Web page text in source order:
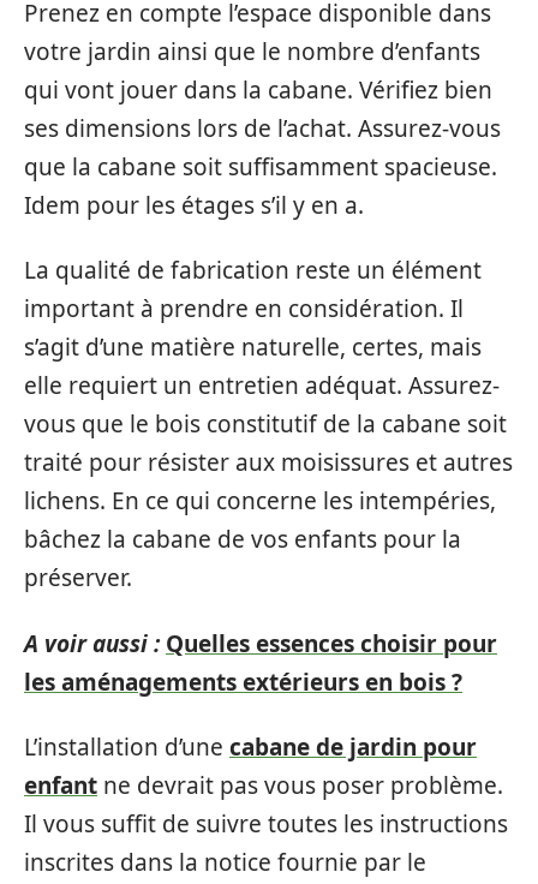
Prenez en compte l’espace disponible dans
votre jardin ainsi que le nombre d’enfants
qui vont jouer dans la cabane. Vérifiez bien
ses dimensions lors de l’achat. Assurez-vous
que la cabane soit suffisamment spacieuse.
Idem pour les étages s’il y en a.
La qualité de fabrication reste un élément
important à prendre en considération. Il
s’agit d’une matière naturelle, certes, mais
elle requiert un entretien adéquat. Assurez-
vous que le bois constitutif de la cabane soit
traité pour résister aux moisissures et autres
lichens. En ce qui concerne les intempéries,
bâchez la cabane de vos enfants pour la
préserver.
A voir aussi : Quelles essences choisir pour
les aménagements extérieurs en bois ?
L’installation d’une cabane de jardin pour
enfant ne devrait pas vous poser problème.
Il vous suffit de suivre toutes les instructions
inscrites dans la notice fournie par le